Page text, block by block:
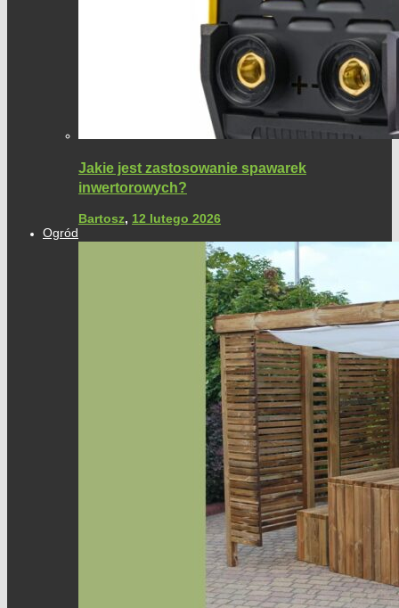
Jakie jest zastosowanie spawarek
inwertorowych?
Bartosz, 12 lutego 2026
Ogród